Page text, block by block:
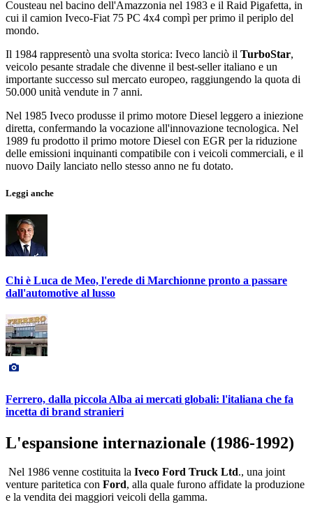
Cousteau nel bacino dell'Amazzonia nel 1983 e il Raid Pigafetta, in
cui il camion Iveco-Fiat 75 PC 4x4 compì per primo il periplo del
mondo.
Il 1984 rappresentò una svolta storica: Iveco lanciò il TurboStar,
veicolo pesante stradale che divenne il best-seller italiano e un
importante successo sul mercato europeo, raggiungendo la quota di
50.000 unità vendute in 7 anni.
Nel 1985 Iveco produsse il primo motore Diesel leggero a iniezione
diretta, confermando la vocazione all'innovazione tecnologica. Nel
1989 fu prodotto il primo motore Diesel con EGR per la riduzione
delle emissioni inquinanti compatibile con i veicoli commerciali, e il
nuovo Daily lanciato nello stesso anno ne fu dotato.
Leggi anche
Chi è Luca de Meo, l'erede di Marchionne pronto a passare
dall'automotive al lusso
Ferrero, dalla piccola Alba ai mercati globali: l'italiana che fa
incetta di brand stranieri
L'espansione internazionale (1986-1992)
Nel 1986 venne costituita la Iveco Ford Truck Ltd., una joint
venture paritetica con Ford, alla quale furono affidate la produzione
e la vendita dei maggiori veicoli della gamma.